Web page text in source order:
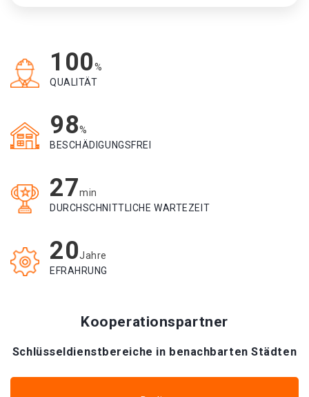
100%
QUALITÄT
98%
BESCHÄDIGUNGSFREI
27min
DURCHSCHNITTLICHE WARTEZEIT
20Jahre
EFRAHRUNG
Kooperationspartner
Schlüsseldienstbereiche in benachbarten Städten